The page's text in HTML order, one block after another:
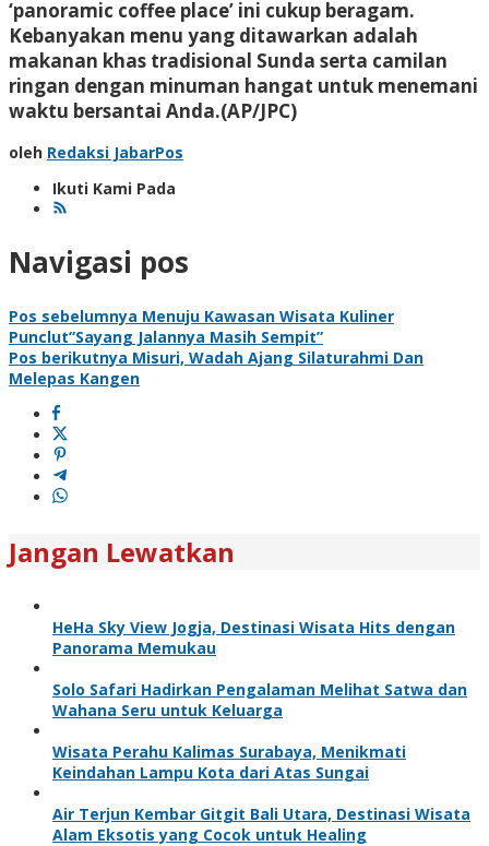
‘panoramic coffee place’ ini cukup beragam.
Kebanyakan menu yang ditawarkan adalah
makanan khas tradisional Sunda serta camilan
ringan dengan minuman hangat untuk menemani
waktu bersantai Anda.(AP/JPC)
oleh Redaksi JabarPos
Ikuti Kami Pada
Navigasi pos
Pos sebelumnya Menuju Kawasan Wisata Kuliner
Punclut”Sayang Jalannya Masih Sempit”
Pos berikutnya Misuri, Wadah Ajang Silaturahmi Dan
Melepas Kangen
Jangan Lewatkan
HeHa Sky View Jogja, Destinasi Wisata Hits dengan
Panorama Memukau
Solo Safari Hadirkan Pengalaman Melihat Satwa dan
Wahana Seru untuk Keluarga
Wisata Perahu Kalimas Surabaya, Menikmati
Keindahan Lampu Kota dari Atas Sungai
Air Terjun Kembar Gitgit Bali Utara, Destinasi Wisata
Alam Eksotis yang Cocok untuk Healing